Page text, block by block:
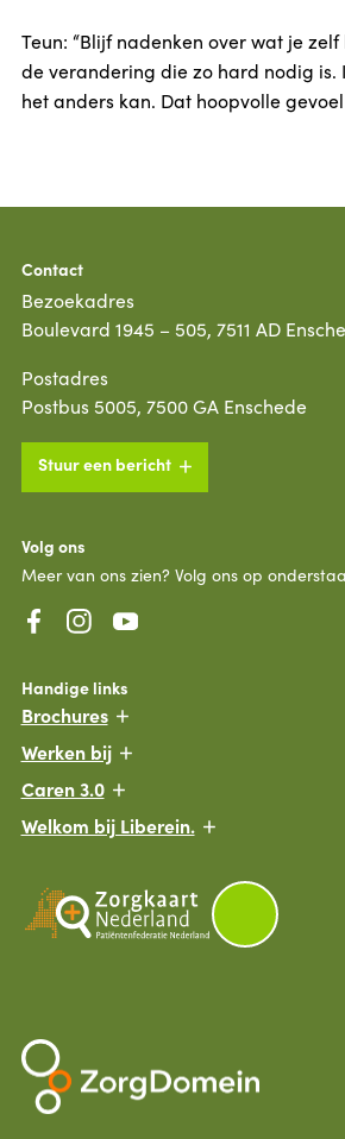
Teun: “Blijf nadenken over wat je
de verandering die zo hard nodig is.
het anders kan. Dat hoopvolle
Contact
Bezoekadres
Boulevard 1945 – 505, 7511 AD
Postadres
Postbus 5005, 7500 GA Enschede
Stuur een bericht
Volg ons
Meer van ons zien? Volg ons op
Handige links
Brochures
Werken bij
Caren 3.0
Welkom bij Liberein.